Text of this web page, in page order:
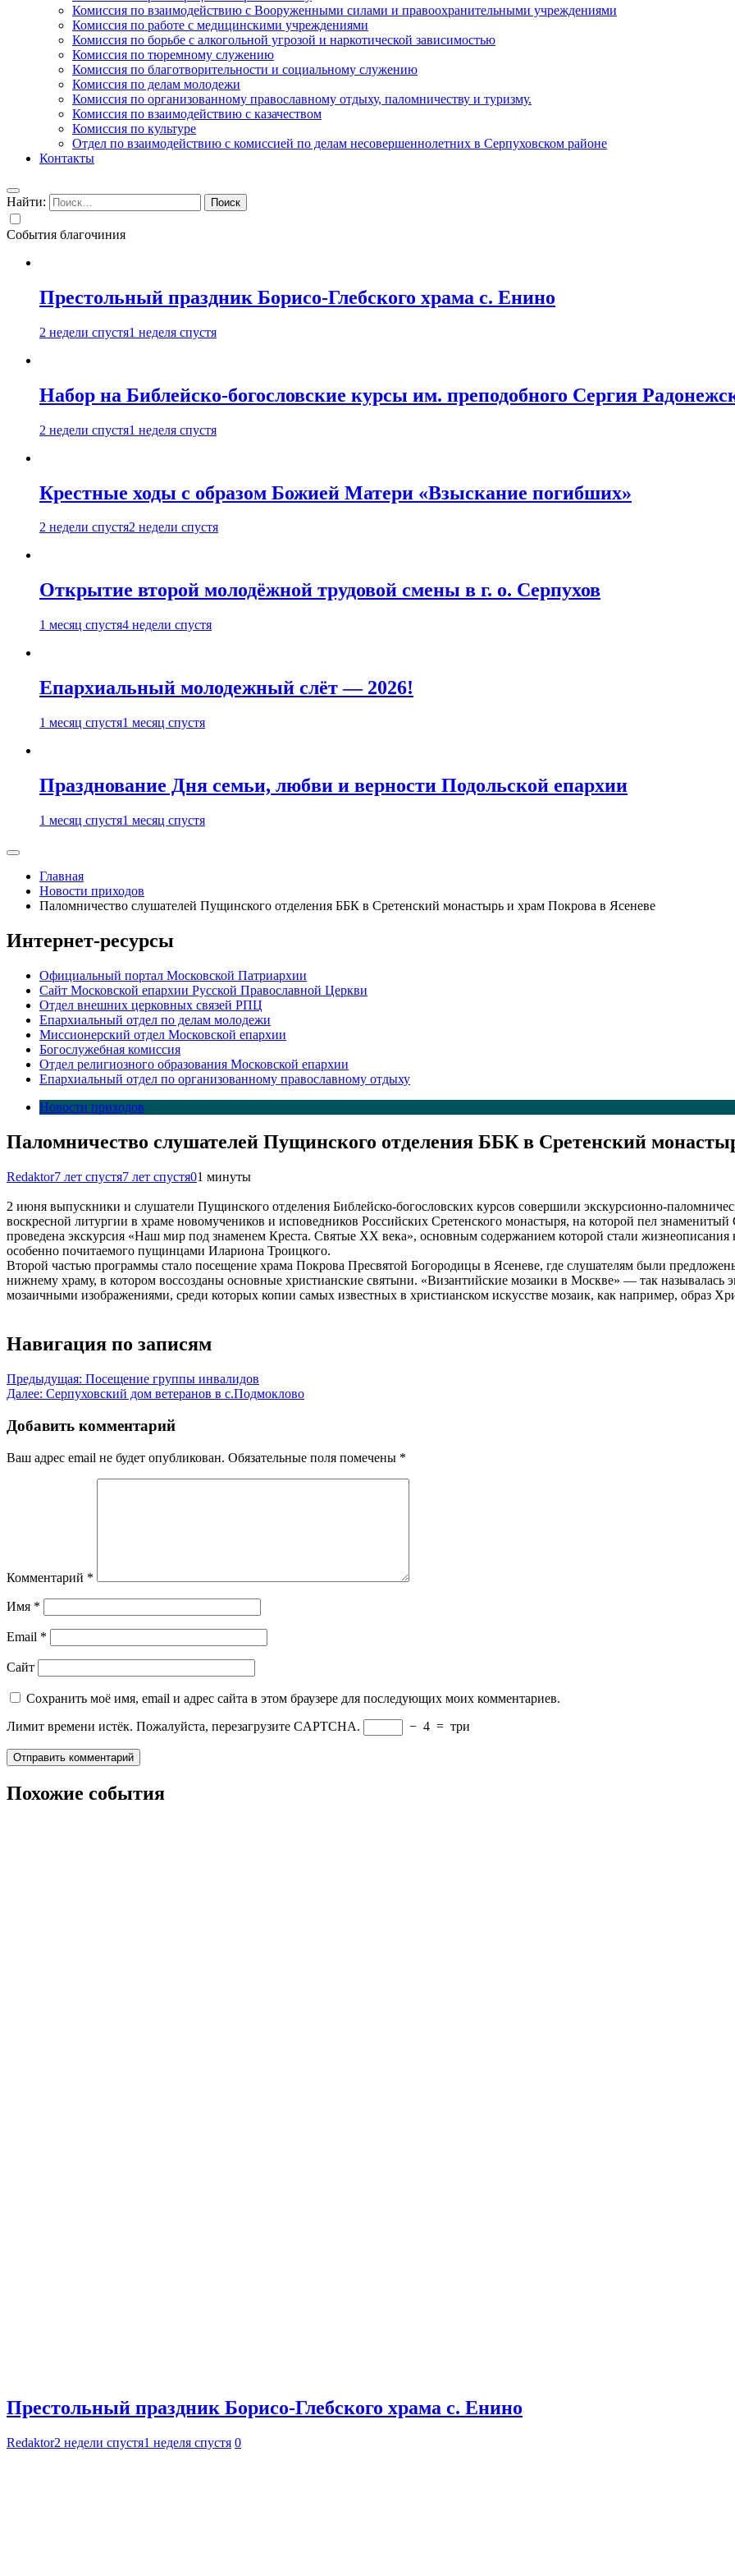
Комиссия по взаимодействию с Вооруженными силами и правоохранительными учреждениями
Комиссия по работе с медицинскими учреждениями
Комиссия по борьбе с алкогольной угрозой и наркотической зависимостью
Комиссия по тюремному служению
Комиссия по благотворительности и социальному служению
Комиссия по делам молодежи
Комиссия по организованному православному отдыху, паломничеству и туризму.
Комиссия по взаимодействию с казачеством
Комиссия по культуре
Отдел по взаимодействию с комиссией по делам несовершеннолетних в Серпуховском районе
Контакты
Найти:
События благочиния
Престольный праздник Борисо-Глебского храма с. Енино
2 недели спустя1 неделя спустя
Набор на Библейско-богословские курсы им. преподобного Сергия
2 недели спустя1 неделя спустя
Крестные ходы с образом Божией Матери «Взыскание погибших»
2 недели спустя2 недели спустя
Открытие второй молодёжной трудовой смены в г. о. Серпухов
1 месяц спустя4 недели спустя
Епархиальный молодежный слёт — 2026!
1 месяц спустя1 месяц спустя
Празднование Дня семьи, любви и верности Подольской епархии
1 месяц спустя1 месяц спустя
Главная
Новости приходов
Паломничество слушателей Пущинского отделения ББК в Сретенский монастырь и храм Покрова в Ясеневе
Интернет-ресурсы
Официальный портал Московской Патриархии
Сайт Московской епархии Русской Православной Церкви
Отдел внешних церковных связей РПЦ
Епархиальный отдел по делам молодежи
Миссионерский отдел Московской епархии
Богослужебная комиссия
Отдел религиозного образования Московской епархии
Епархиальный отдел по организованному православному отдыху
Новости приходов
Паломничество слушателей Пущинского отделения ББК в Сретенский
Redaktor7 лет спустя7 лет спустя01 минуты
2 июня выпускники и слушатели Пущинского отделения Библейско-богословских курсов совершили экскурсионно-
воскресной литургии в храме новомучеников и исповедников Российских Сретенского монастыря, на которой пел
проведена экскурсия «Наш мир под знаменем Креста. Святые ХХ века», основным содержанием которой стали
особенно почитаемого пущинцами Илариона Троицкого.
Второй частью программы стало посещение храма Покрова Пресвятой Богородицы в Ясеневе, где слушателям были
нижнему храму, в котором воссозданы основные христианские святыни. «Византийские мозаики в Москве» — так называлась
мозаичными изображениями, среди которых копии самых известных в христианском искусстве мозаик, как например, образ
Навигация по записям
Предыдущая: Посещение группы инвалидов
Далее: Серпуховский дом ветеранов в с.Подмоклово
Добавить комментарий
Ваш адрес email не будет опубликован. Обязательные поля помечены *
Комментарий *
Имя *
Email *
Сайт
Сохранить моё имя, email и адрес сайта в этом браузере для последующих моих комментариев.
Лимит времени истёк. Пожалуйста, перезагрузите CAPTCHA.
− 4 = три
Похожие события
Престольный праздник Борисо-Глебского храма с. Енино
Redaktor2 недели спустя1 неделя спустя 0